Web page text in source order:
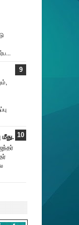
மீது.